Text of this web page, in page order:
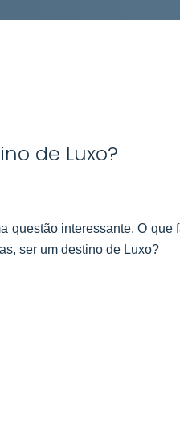
de Luxo?
questão interessante. O que
ser um destino de Luxo?